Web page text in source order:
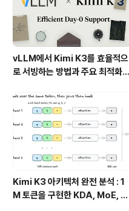
vLLM에서 Kimi K3를 효율적으
로 서빙하는 방법과 주요 최적화
Kimi K3 아키텍처 완전 분석 : 1
M 토큰을 구현한 KDA, MoE, Fl